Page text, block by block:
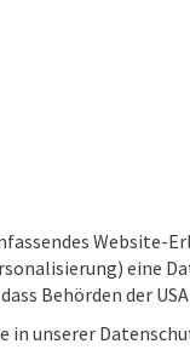
Website-
eine
Behörden der
in unserer